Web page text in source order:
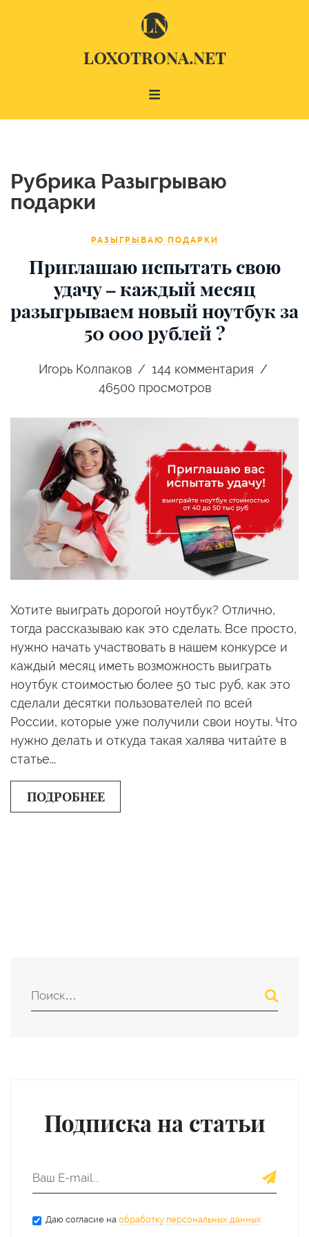
LOXOTRONA.NET
Рубрика Разыгрываю
подарки
РАЗЫГРЫВАЮ ПОДАРКИ
Приглашаю испытать свою
удачу – каждый месяц
разыгрываем новый ноутбук за
50 000 рублей ?
Игорь Колпаков 144 комментария
46500 просмотров
Хотите выиграть дорогой ноутбук? Отлично,
тогда рассказываю как это сделать. Все просто,
нужно начать участвовать в нашем конкурсе и
каждый месяц иметь возможность выиграть
ноутбук стоимостью более 50 тыс руб, как это
сделали десятки пользователей по всей
России, которые уже получили свои ноуты. Что
нужно делать и откуда такая халява читайте в
статье...
ПОДРОБНЕЕ
Подписка на статьи
Даю согласие наобработку персональных данных